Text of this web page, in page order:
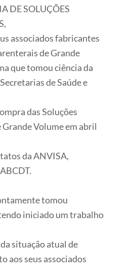
DE SOLUÇÕES
associados fabricantes
de Grande
que tomou ciência da
de Saúde e
das Soluções
Volume em abril
da ANVISA,
tomou
iniciado um trabalho
situação atual de
aos seus associados